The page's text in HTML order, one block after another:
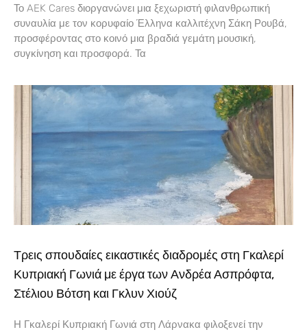
Το AEK Cares διοργανώνει μια ξεχωριστή φιλανθρωπική
συναυλία με τον κορυφαίο Έλληνα καλλιτέχνη Σάκη Ρουβά,
προσφέροντας στο κοινό μια βραδιά γεμάτη μουσική,
συγκίνηση και προσφορά. Τα
Τρεις σπουδαίες εικαστικές διαδρομές στη Γκαλερί
Κυπριακή Γωνιά με έργα των Ανδρέα Ασπρόφτα,
Στέλιου Βότση και Γκλυν Χιούζ
Η Γκαλερί Κυπριακή Γωνιά στη Λάρνακα φιλοξενεί την